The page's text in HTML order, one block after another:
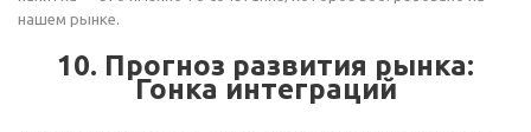
нашем рынке.
10. Прогноз развития рынка:
Гонка интеграций